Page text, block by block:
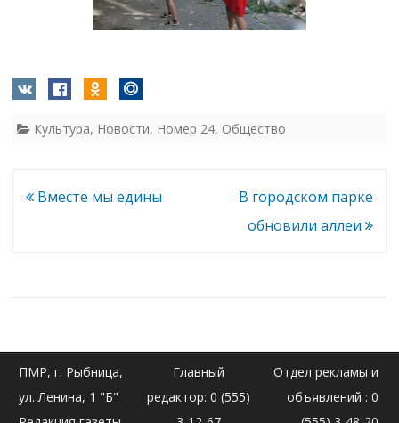
Культура, Новости, Номер 24, Общество
Навигация
Вместе мы едины
В городском парке
обновили аллеи
ПМР, г. Рыбница,
ул. Ленина, 1 "Б"
Главный
редактор: 0 (555)
Отдел рекламы и
объявлений : 0